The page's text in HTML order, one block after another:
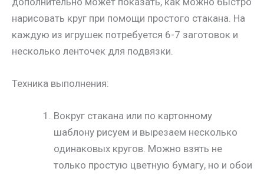
нарисовать круг при помощи простого стакана. На
каждую из игрушек потребуется 6-7 заготовок и
несколько ленточек для подвязки.
Техника выполнения:
Вокруг стакана или по картонному
шаблону рисуем и вырезаем несколько
одинаковых кругов. Можно взять не
только простую цветную бумагу, но и обои